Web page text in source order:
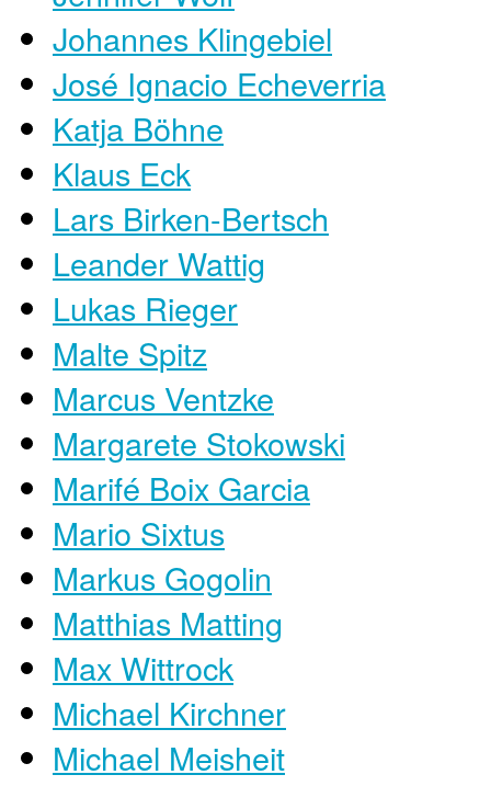
Johannes Klingebiel
José Ignacio Echeverria
Katja Böhne
Klaus Eck
Lars Birken-Bertsch
Leander Wattig
Lukas Rieger
Malte Spitz
Marcus Ventzke
Margarete Stokowski
Marifé Boix Garcia
Mario Sixtus
Markus Gogolin
Matthias Matting
Max Wittrock
Michael Kirchner
Michael Meisheit